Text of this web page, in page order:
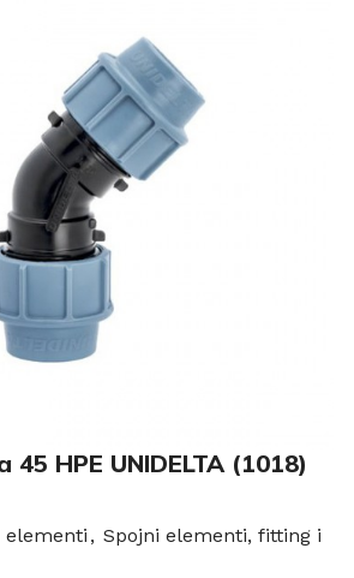
HPE UNIDELTA (1018)
elementi , Spojni elementi, fitting i